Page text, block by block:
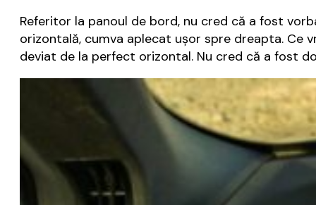
Referitor la panoul de bord, nu cred că a fost
orizontală, cumva aplecat ușor spre dreapta. Ce
deviat de la perfect orizontal. Nu cred că a fost